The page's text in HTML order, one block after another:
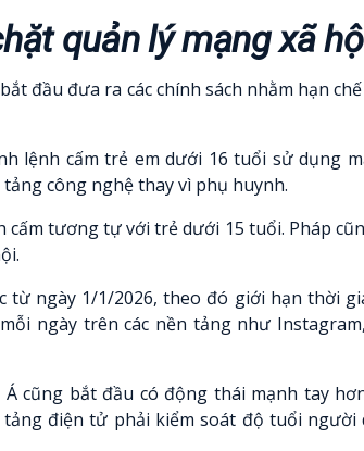
quản lý mạng xã
đầu đưa ra các chính sách nhằm hạn
lệnh cấm trẻ em dưới 16 tuổi sử dụng
công nghệ thay vì phụ huynh.
cấm tương tự với trẻ dưới 15 tuổi. Pháp
từ ngày 1/1/2026, theo đó giới hạn thời
ngày trên các nền tảng như
cũng bắt đầu có động thái mạnh tay
điện tử phải kiểm soát độ tuổi người